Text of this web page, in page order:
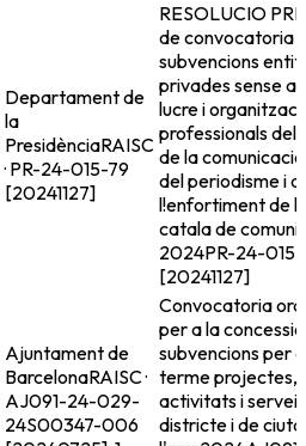
Departament de
la
PresidènciaRAISC
· PR-24-015-79
[20241127]
RESOLUCIO
de convocatoria
subvencions
privades sense
lucre i
professionals del
de la
del periodisme i a
l!enfortiment de
catala de
2024PR-24-
[20241127]
Ajuntament de
BarcelonaRAISC ·
AJ091-24-029-
24S00347-006
Convocatoria
per a la
subvencions per
terme projectes,
activitats i
districte i de